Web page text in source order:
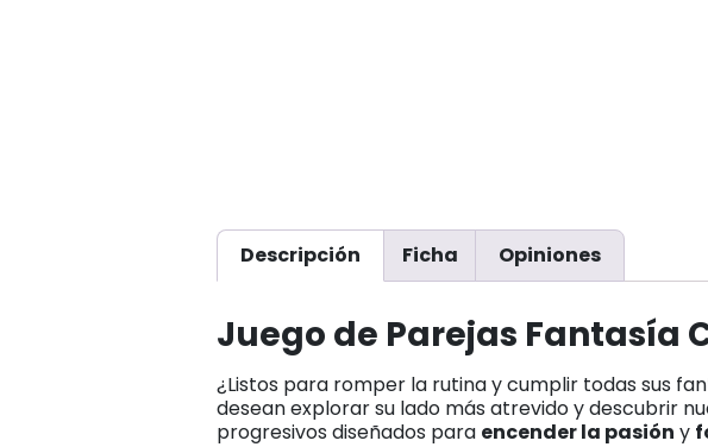
Descripción Ficha Opiniones
Juego de Parejas Fantasía
¿Listos para romper la rutina y cumplir todas sus
desean explorar su lado más atrevido y descubrir
progresivos diseñados para encender la pasión y